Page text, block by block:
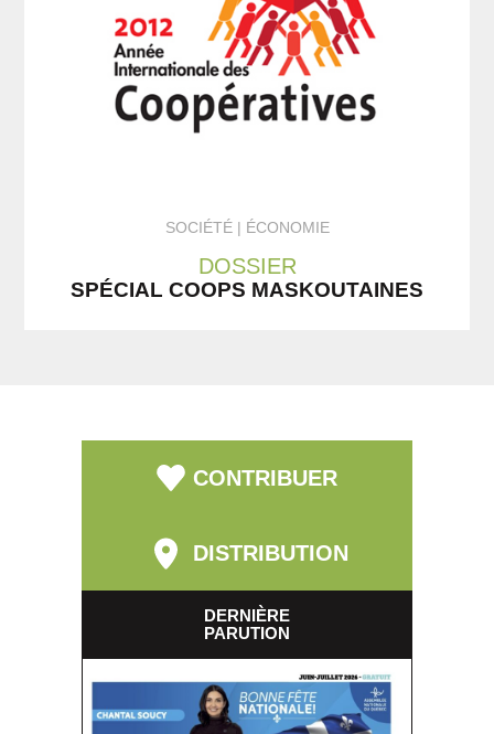
SOCIÉTÉ ÉCONOMIE
DOSSIER
SPÉCIAL COOPS MASKOUTAINES
CONTRIBUER
DISTRIBUTION
DERNIÈRE
PARUTION